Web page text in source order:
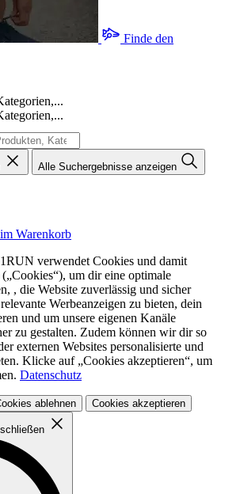
Finde den
Alle Suchergebnisse anzeigen
Warenkorb
verwendet Cookies und damit
um dir eine optimale
, die Website zuverlässig und sicher
Werbeanzeigen zu bieten, dein
und um unsere eigenen Kanäle
zu gestalten. Zudem können wir dir so
externen Websites personalisierte und
Klicke auf „Cookies akzeptieren“, um
Datenschutz
ablehnen Cookies akzeptieren